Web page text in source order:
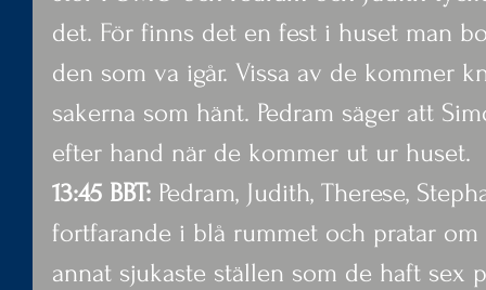
det. För finns det en fest i huset man
den som va igår. Vissa av de kommer
sakerna som hänt. Pedram säger att
efter hand när de kommer ut ur huset.
13:45 BBT: Pedram, Judith, Therese,
fortfarande i blå rummet och pratar
annat sjukaste ställen som de haft sex